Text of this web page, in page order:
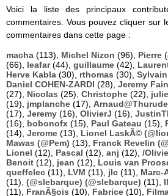
Voici la liste des principaux
commentaires. Vous pouvez cliquer sur
commentaires dans cette page :
macha (113), Michel Nizon (96), Pierre
(66), leafar(44), guillaume (42),
Herve Kabla (30), rthomas (30), Sylvain
Daniel COHEN-ZARDI (28), Jeremy Fain
(27), Nicolas (25), Christophe (22),
(19), jmplanche (17),
(17), Jeremy (16), OlivierJ (16),
(16), bobonofx (15), Paul Gateau (15),
(14), Jerome (13), Lionel LaskÃ©
Mawas (@Pem) (13), Franck Revelin
Lionel (12), Pascal (12), anj (12), /
Benoit (12), jean (12), Louis van
queffelec (11), LVM (11), jlc (11), Marc-
(11), (@slebarque) (@slebarque) (11),
(11), FranÃ§ois (10), Fabrice (10),